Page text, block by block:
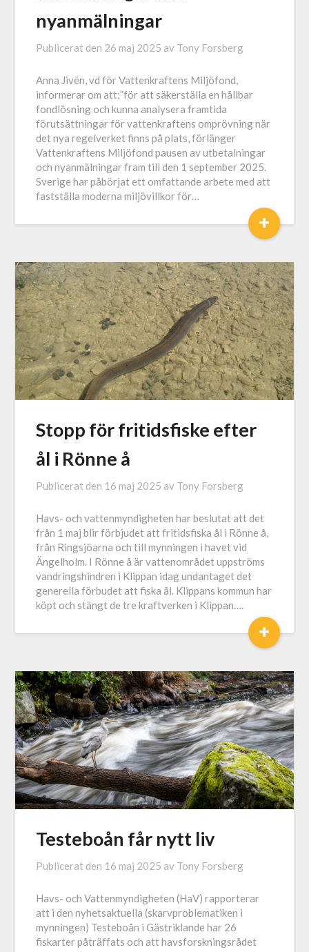
nyanmälningar
Publicerat den 26 maj 2025 av Tony Forsberg
Anna Jivén, vd för Vattenkraftens Miljöfond,
informerar om att;”för att säkerställa en hållbar
fondlösning och kunna analysera framtida
förutsättningar för vattenkraftens omprövning när
det nya regelverket finns på plats, förlänger
Vattenkraftens Miljöfond pausen av utbetalningar
och nyanmälningar fram till den 1 september 2025.
Sverige har påbörjat ett omfattande arbete med att
fastställa moderna miljövillkor för…
+
Stopp för fritidsfiske efter
ål i Rönne å
Publicerat den 16 maj 2025 av Tony Forsberg
Havs- och vattenmyndigheten har beslutat att det
från 1 maj blir förbjudet att fritidsfiska ål i Rönne å,
från Ringsjöarna och till mynningen i havet vid
Ängelholm. I Rönne å är vattenområdet uppströms
vandringshindren i Klippan idag undantaget det
generella förbudet att fiska ål. Klippans kommun har
köpt och stängt de tre kraftverken i Klippan….
+
Testeboån får nytt liv
Publicerat den 16 maj 2025 av Tony Forsberg
Havs- och Vattenmyndigheten (HaV) rapporterar
att i den nyhetsaktuella (skarvproblematiken i
mynningen) Testeboån i Gästriklande har 26
fiskarter påträffats och att havsforskningsrådet